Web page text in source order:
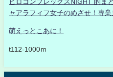
ヒロコンプレックスNIGHT 的ま
ャアラフィフ女子のめざせ！専
萌えっとこあに！
t112-1000ｍ